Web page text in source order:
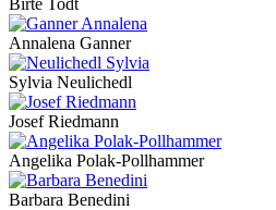
Annalena Ganner
Sylvia Neulichedl
Josef Riedmann
Angelika Polak-Pollhammer
Barbara Benedini